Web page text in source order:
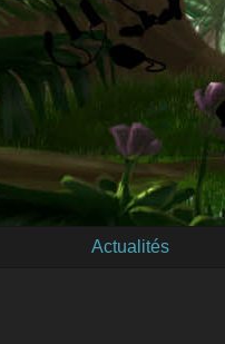
Actualités